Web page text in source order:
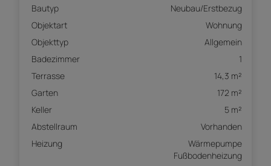
Bautyp
Neubau/Erstbezug
Objektart
Wohnung
Objekttyp
Allgemein
Badezimmer
1
Terrasse
14,3 m²
Garten
172 m²
Keller
5 m²
Abstellraum
Vorhanden
Heizung
Wärmepumpe
Fußbodenheizung